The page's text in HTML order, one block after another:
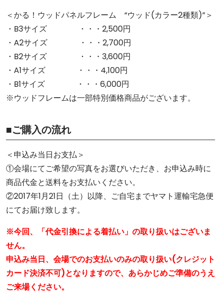
＜かる！ウッドパネルフレーム “ウッド(カラー2種類)”＞
・B3サイズ ・・・2,500円
・A2サイズ ・・・2,700円
・B2サイズ ・・・3,600円
・A1サイズ ・・・4,100円
・B1サイズ ・・・6,000円
※ウッドフレームは一部特別価格商品がございます。
■ご購入の流れ
＜申込み当日お支払＞
①会場にてご希望の写真をお選びいただき、お申込み時に
商品代金と送料をお支払いください。
②2017年1月21日（土）以降、ご自宅までヤマト運輸宅急便
にてお届け致します。
※今回、「代金引換による着払い」の取り扱いはございま
せん。
申込み当日、会場でのお支払いのみの取り扱い(クレジット
カード決済不可)となりますので、あらかじめご準備のうえ
ご来場ください。